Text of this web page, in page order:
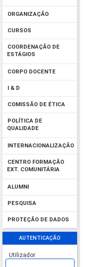
ORGANIZAÇÃO
CURSOS
COORDENAÇÃO DE
ESTÁGIOS
CORPO DOCENTE
I & D
COMISSÃO DE ÉTICA
POLÍTICA DE
QUALIDADE
INTERNACIONALIZAÇÃO
CENTRO FORMAÇÃO
EXT. COMUNITÁRIA
ALUMNI
PESQUISA
PROTEÇÃO DE DADOS
AUTENTICAÇÃO
Utilizador